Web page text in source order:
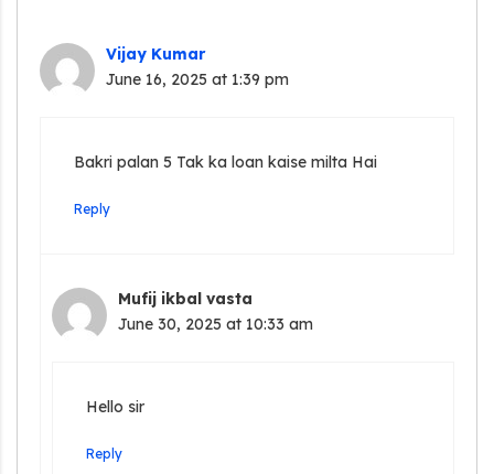
Vijay Kumar
June 16, 2025 at 1:39 pm
Bakri palan 5 Tak ka loan kaise milta Hai
Reply
Mufij ikbal vasta
June 30, 2025 at 10:33 am
Hello sir
Reply